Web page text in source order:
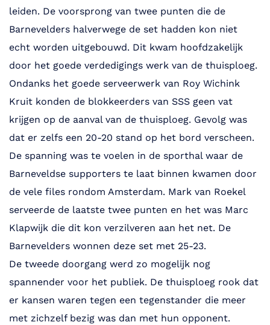
leiden. De voorsprong van twee punten die de
Barnevelders halverwege de set hadden kon niet
echt worden uitgebouwd. Dit kwam hoofdzakelijk
door het goede verdedigings werk van de thuisploeg.
Ondanks het goede serveerwerk van Roy Wichink
Kruit konden de blokkeerders van SSS geen vat
krijgen op de aanval van de thuisploeg. Gevolg was
dat er zelfs een 20-20 stand op het bord verscheen.
De spanning was te voelen in de sporthal waar de
Barneveldse supporters te laat binnen kwamen door
de vele files rondom Amsterdam. Mark van Roekel
serveerde de laatste twee punten en het was Marc
Klapwijk die dit kon verzilveren aan het net. De
Barnevelders wonnen deze set met 25-23.
De tweede doorgang werd zo mogelijk nog
spannender voor het publiek. De thuisploeg rook dat
er kansen waren tegen een tegenstander die meer
met zichzelf bezig was dan met hun opponent.